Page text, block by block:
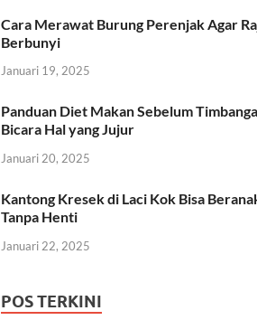
Cara Merawat Burung Perenjak Agar
Berbunyi
Januari 19, 2025
Panduan Diet Makan Sebelum
Bicara Hal yang Jujur
Januari 20, 2025
Kantong Kresek di Laci Kok Bisa
Tanpa Henti
Januari 22, 2025
POS TERKINI